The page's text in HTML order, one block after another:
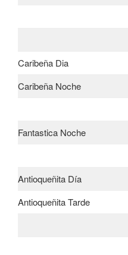
Caribeña Dia
Caribeña Noche
Fantastica Noche
Antioqueñita Día
Antioqueñita Tarde